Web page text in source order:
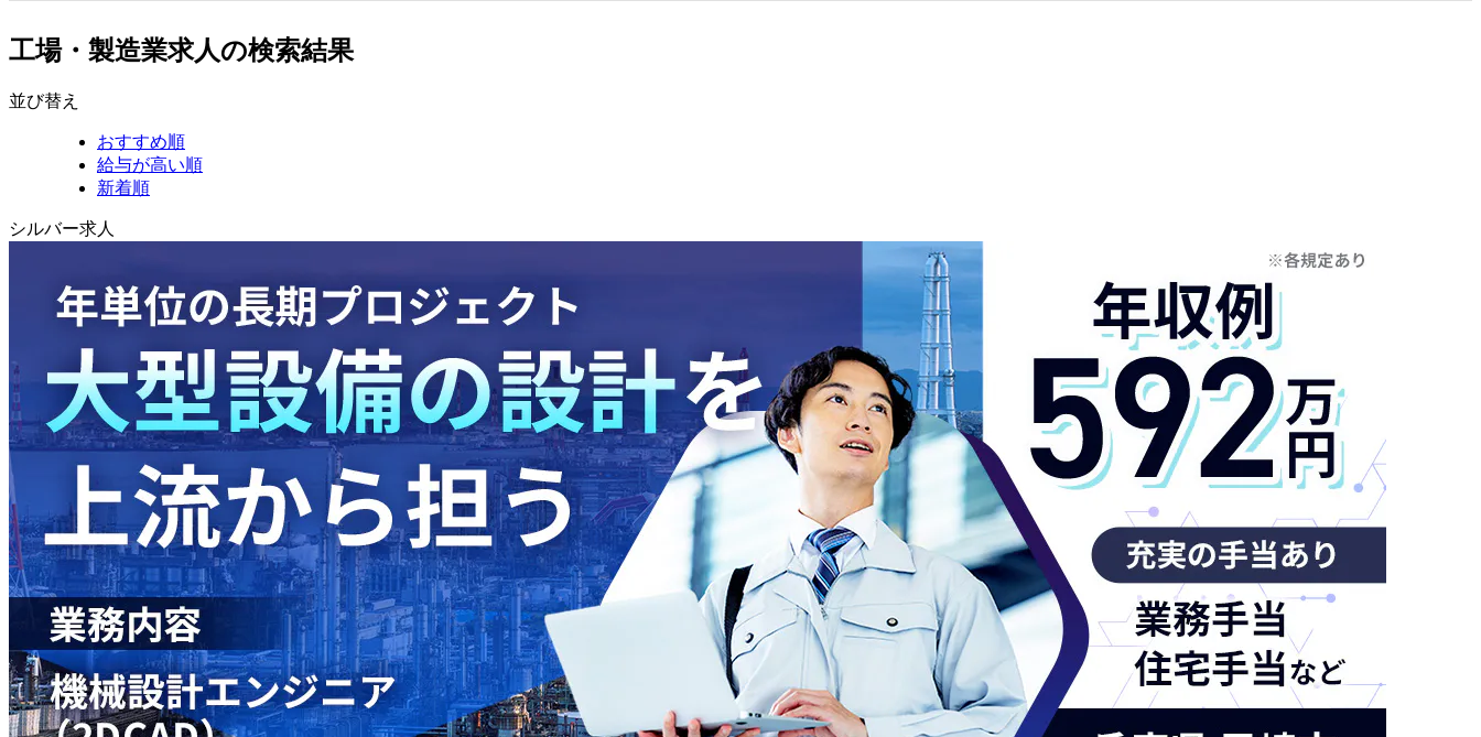
工場・製造業求人の検索結果
並び替え
おすすめ順
給与が高い順
新着順
シルバー求人